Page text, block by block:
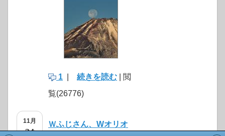
1 続きを読む | 閲
覧(26776)
11月
24
Ｗふじさん、Wオリオ